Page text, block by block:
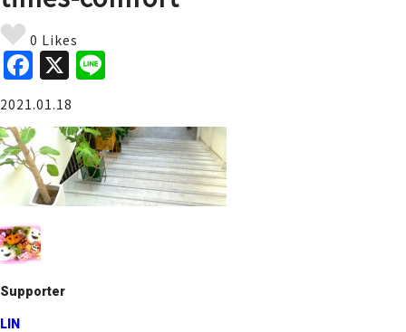
0 Likes
F
a
c
e
b
o
o
k
X
e
2021.01.18
Supporter
LIN